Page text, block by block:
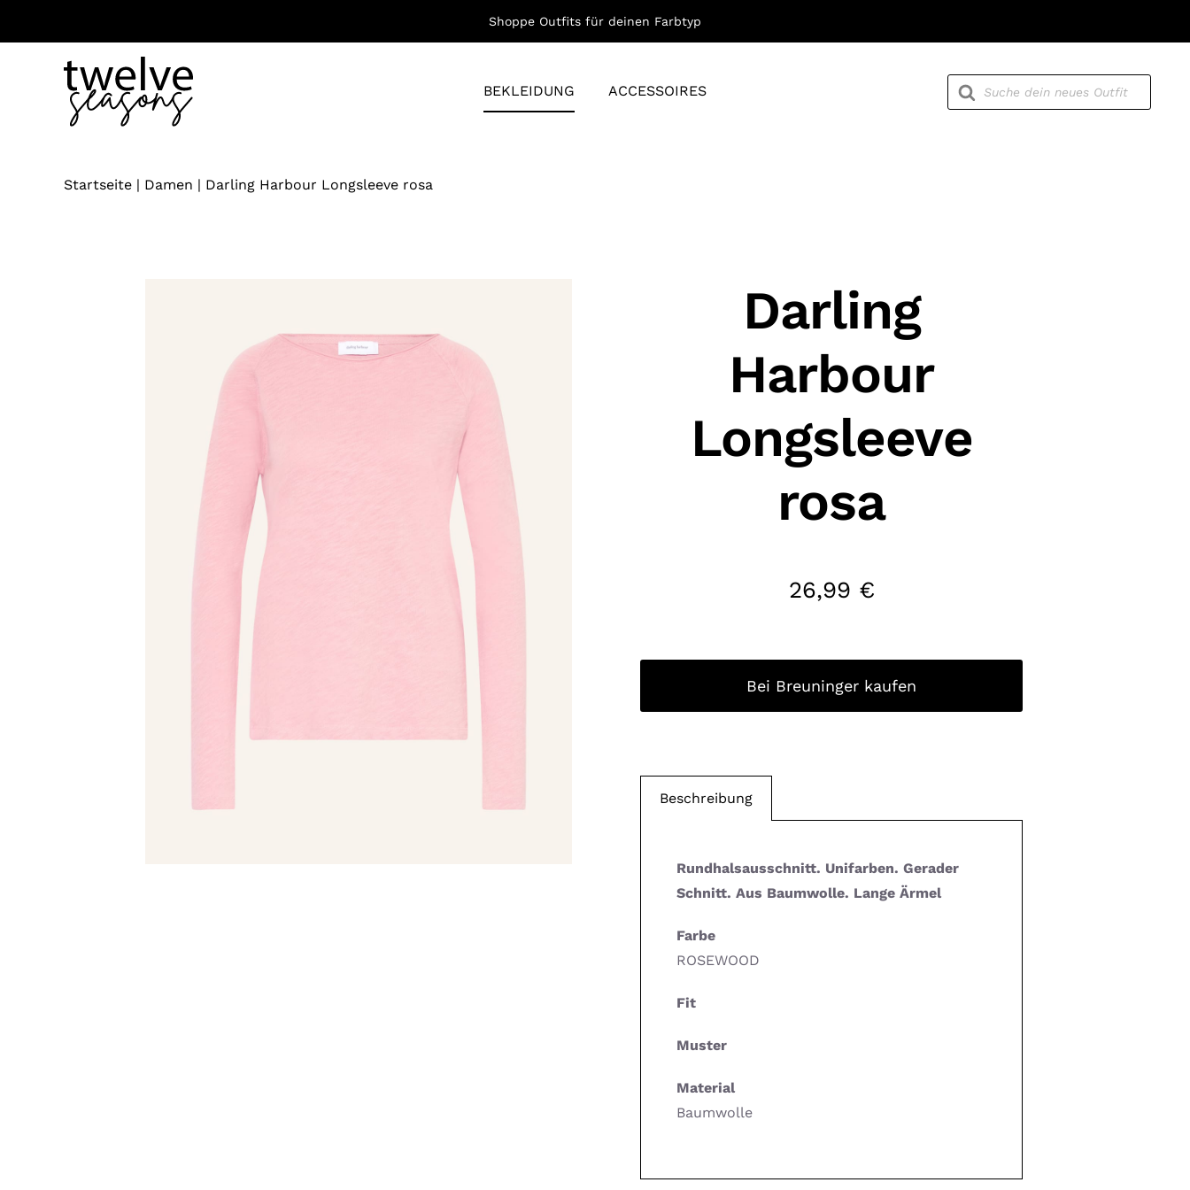
Shoppe Outfits für deinen Farbtyp
BEKLEIDUNG ACCESSOIRES
Products
search
Startseite| Damen | Darling Harbour Longsleeve rosa
Darling
Harbour
Longsleeve
rosa
26,99 €
Bei Breuninger kaufen
Beschreibung
Rundhalsausschnitt. Unifarben. Gerader
Schnitt. Aus Baumwolle. Lange Ärmel
Farbe
ROSEWOOD
Fit
Muster
Material
Baumwolle